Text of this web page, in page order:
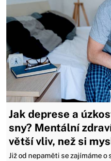
Jak deprese a
sny? Mentální
větší vliv, než si
Již od nepaměti se zajímáme